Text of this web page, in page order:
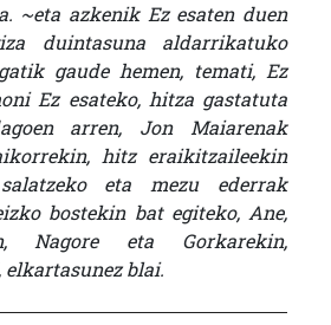
~eta azkenik Ez esaten duen
duintasuna aldarrikatuko
gaude hemen, temati, Ez
Ez esateko, hitza gastatuta
arren, Jon Maiarenak
hitz eraikitzaileekin
eta mezu ederrak
bostekin bat egiteko, Ane,
Nagore eta Gorkarekin,
elkartasunez blai.